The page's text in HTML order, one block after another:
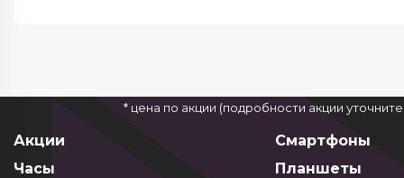
* цена по акции (подробности акции
Акции
Смартфоны
Часы
Планшеты